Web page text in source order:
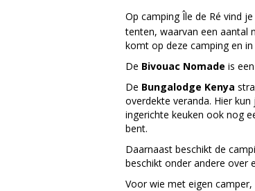
Op camping Île de Ré vind
tenten, waarvan een aantal
komt op deze camping en
De Bivouac Nomade is
De Bungalodge Kenya
overdekte veranda. Hier
ingerichte keuken ook nog
bent.
Daarnaast beschikt de
beschikt onder andere over
Voor wie met eigen